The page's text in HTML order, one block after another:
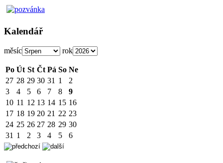
Kalendář
měsíc rok
Po Út St Čt Pá So Ne
27 28 29 30 31 1
2
3
4 5 6 7 8
9
10 11 12 13 14 15 16
17 18 19 20 21 22 23
24 25 26 27 28 29 30
31 1 2 3 4 5 6